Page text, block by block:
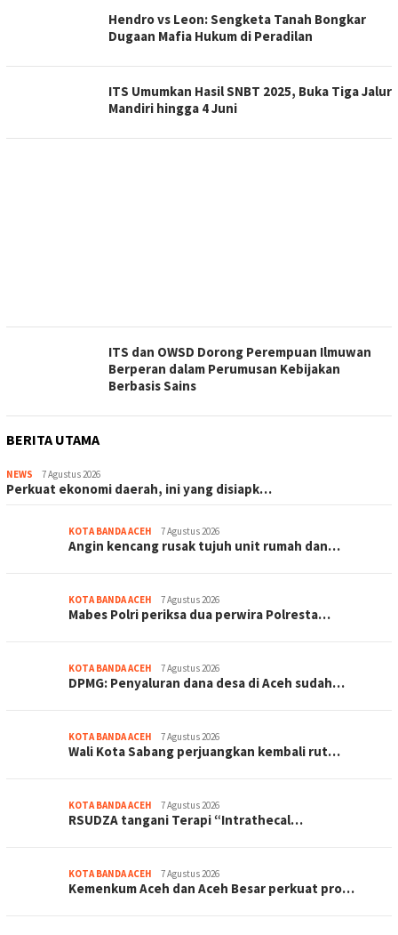
Hendro vs Leon: Sengketa Tanah Bongkar
Dugaan Mafia Hukum di Peradilan
ITS Umumkan Hasil SNBT 2025, Buka Tiga Jalur
Mandiri hingga 4 Juni
ITS dan OWSD Dorong Perempuan Ilmuwan
Berperan dalam Perumusan Kebijakan
Berbasis Sains
BERITA UTAMA
NEWS 7 Agustus 2026
Perkuat ekonomi daerah, ini yang disiapk…
KOTA BANDA ACEH 7 Agustus 2026
Angin kencang rusak tujuh unit rumah dan…
KOTA BANDA ACEH 7 Agustus 2026
Mabes Polri periksa dua perwira Polresta…
KOTA BANDA ACEH 7 Agustus 2026
DPMG: Penyaluran dana desa di Aceh sudah…
KOTA BANDA ACEH 7 Agustus 2026
Wali Kota Sabang perjuangkan kembali rut…
KOTA BANDA ACEH 7 Agustus 2026
RSUDZA tangani Terapi “Intrathecal…
KOTA BANDA ACEH 7 Agustus 2026
Kemenkum Aceh dan Aceh Besar perkuat pro…